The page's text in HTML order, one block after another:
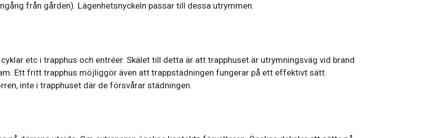
från gården). Lägenhetsnyckeln passar till dessa utrymmen.
etc i trapphus och entréer. Skälet till detta är att trapphuset är utrymningsväg vid brand
Ett fritt trapphus möjliggör även att trappstädningen fungerar på ett effektivt sätt.
inte i trapphuset där de försvårar städningen.